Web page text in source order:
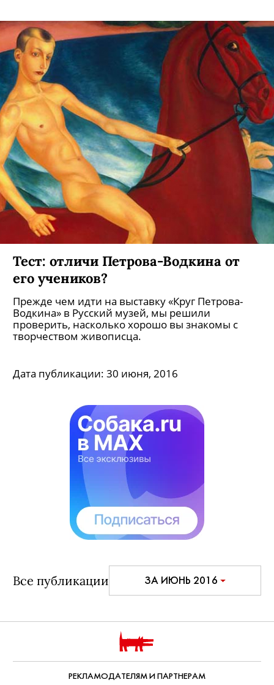
Гергиев и Додин стали лауреатами
Госпремии
Они получат награды из рук президента на Дне
России в Кремле.
Тест: отличи Петрова-Водкина от
его учеников?
Прежде чем идти на выставку «Круг Петрова-
Водкина» в Русский музей, мы решили
проверить, насколько хорошо вы знакомы с
творчеством живописца.
Дата публикации: 30 июня, 2016